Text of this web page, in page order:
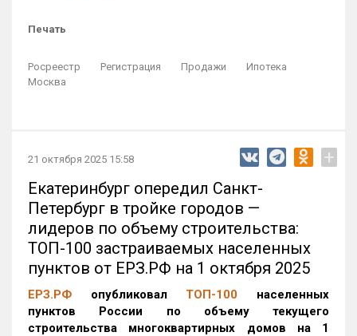
Печать
Росреестр Регистрация Продажи
Ипотека
Москва
21 октября 2025 15:58 +
Екатеринбург опередил Санкт-
Петербург в тройке городов —
лидеров по объему строительства:
ТОП-100 застраиваемых населенных
пунктов от ЕРЗ.РФ на 1 октября 2025
ЕРЗ.РФ опубликовал ТОП-100 населенных
пунктов России по объему текущего
строительства многоквартирных домов на 1